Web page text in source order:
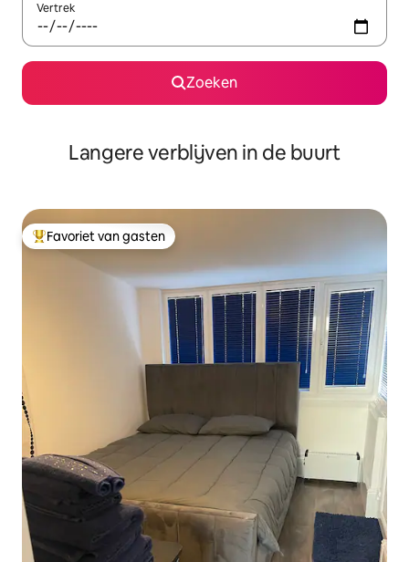
Vertrek
Zoeken
Langere verblijven in de buurt
Topfavoriet van gasten
Favoriet van gasten